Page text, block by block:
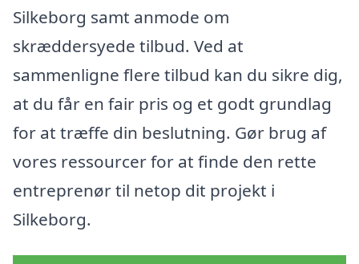
Silkeborg samt anmode om
skræddersyede tilbud. Ved at
sammenligne flere tilbud kan du sikre dig,
at du får en fair pris og et godt grundlag
for at træffe din beslutning. Gør brug af
vores ressourcer for at finde den rette
entreprenør til netop dit projekt i
Silkeborg.